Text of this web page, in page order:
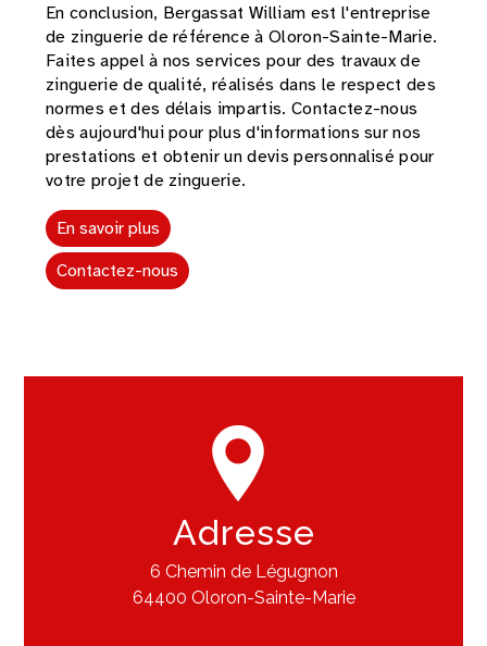
En conclusion, Bergassat William est l'entreprise
de zinguerie de référence à Oloron-Sainte-Marie.
Faites appel à nos services pour des travaux de
zinguerie de qualité, réalisés dans le respect des
normes et des délais impartis. Contactez-nous
dès aujourd'hui pour plus d'informations sur nos
prestations et obtenir un devis personnalisé pour
votre projet de zinguerie.
En savoir plus
Contactez-nous
Adresse
6 Chemin de Légugnon
64400 Oloron-Sainte-Marie